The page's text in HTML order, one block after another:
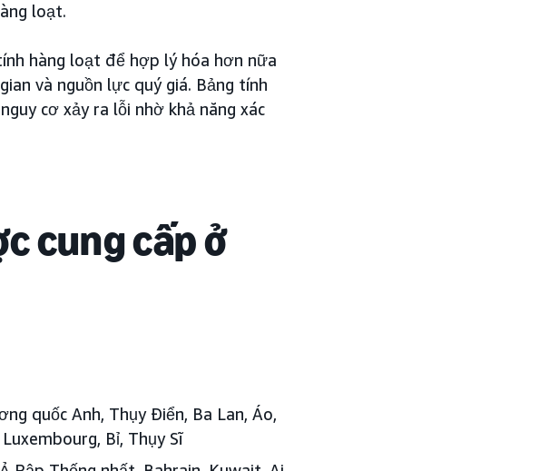
loạt.
hàng loạt để hợp lý hóa hơn nữa
và nguồn lực quý giá. Bảng tính
cơ xảy ra lỗi nhờ khả năng xác
cung cấp ở
quốc Anh, Thụy Điển, Ba Lan, Áo,
Bỉ, Thụy Sĩ